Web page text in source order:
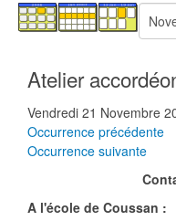
Atelier
Vendredi 21 Novembre
Occurrence précédente
Occurrence suivante
A l'école de Coussan :